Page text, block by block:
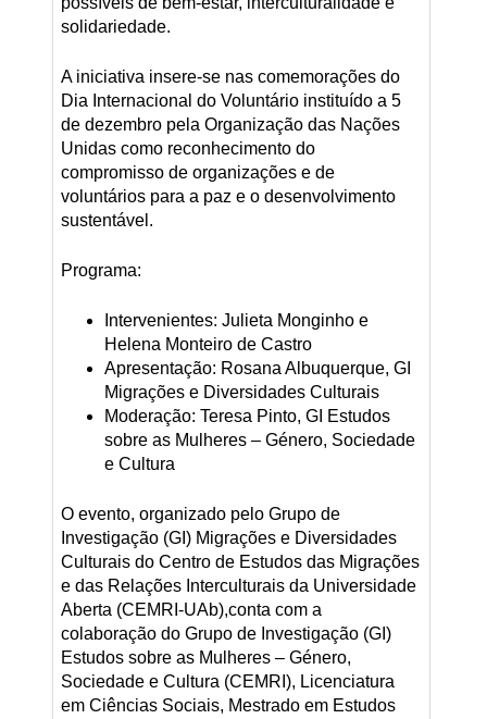
solidariedade.
A iniciativa insere-se nas comemorações do
Dia Internacional do Voluntário instituído a 5
de dezembro pela Organização das Nações
Unidas como reconhecimento do
compromisso de organizações e de
voluntários para a paz e o desenvolvimento
sustentável.
Programa:
Intervenientes: Julieta Monginho e
Helena Monteiro de Castro
Apresentação: Rosana Albuquerque, GI
Migrações e Diversidades Culturais
Moderação: Teresa Pinto, GI Estudos
sobre as Mulheres – Género, Sociedade
e Cultura
O evento, organizado pelo Grupo de
Investigação (GI) Migrações e Diversidades
Culturais do Centro de Estudos das Migrações
e das Relações Interculturais da Universidade
Aberta (CEMRI-UAb),conta com a
colaboração do Grupo de Investigação (GI)
Estudos sobre as Mulheres – Género,
Sociedade e Cultura (CEMRI), Licenciatura
em Ciências Sociais, Mestrado em Estudos